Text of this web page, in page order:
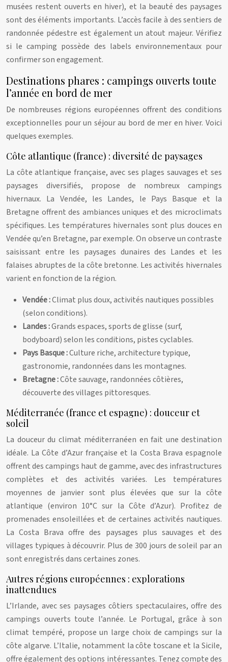
musées restent ouverts en hiver), et la beauté des paysages
sont des éléments importants. L’accès facile à des sentiers de
randonnée pédestre est également un atout majeur. Vérifiez
si le camping possède des labels environnementaux pour
confirmer son engagement.
Destinations phares : campings ouverts toute
l’année en bord de mer
De nombreuses régions européennes offrent des conditions
exceptionnelles pour un séjour au bord de mer en hiver. Voici
quelques exemples.
Côte atlantique (france) : diversité de paysages
La côte atlantique française, avec ses plages sauvages et ses
paysages diversifiés, propose de nombreux campings
hivernaux. La Vendée, les Landes, le Pays Basque et la
Bretagne offrent des ambiances uniques et des microclimats
spécifiques. Les températures hivernales sont plus douces en
Vendée qu’en Bretagne, par exemple. On observe un contraste
saisissant entre les paysages dunaires des Landes et les
falaises abruptes de la côte bretonne. Les activités hivernales
varient en fonction de la région.
Vendée :Climat plus doux, activités nautiques possibles
(selon conditions).
Landes :Grands espaces, sports de glisse (surf,
bodyboard) selon les conditions, pistes cyclables.
Pays Basque :Culture riche, architecture typique,
gastronomie, randonnées dans les montagnes.
Bretagne :Côte sauvage, randonnées côtières,
découverte des villages pittoresques.
Méditerranée (france et espagne) : douceur et
soleil
La douceur du climat méditerranéen en fait une destination
idéale. La Côte d’Azur française et la Costa Brava espagnole
offrent des campings haut de gamme, avec des infrastructures
complètes et des activités variées. Les températures
moyennes de janvier sont plus élevées que sur la côte
atlantique (environ 10°C sur la Côte d’Azur). Profitez de
promenades ensoleillées et de certaines activités nautiques.
La Costa Brava offre des paysages plus sauvages et des
villages typiques à découvrir. Plus de 300 jours de soleil par an
sont enregistrés dans certaines zones.
Autres régions européennes : explorations
inattendues
L’Irlande, avec ses paysages côtiers spectaculaires, offre des
campings ouverts toute l’année. Le Portugal, grâce à son
climat tempéré, propose un large choix de campings sur la
côte algarve. L’Italie, notamment la côte toscane et la Sicile,
offre également des options intéressantes. Tenez compte des